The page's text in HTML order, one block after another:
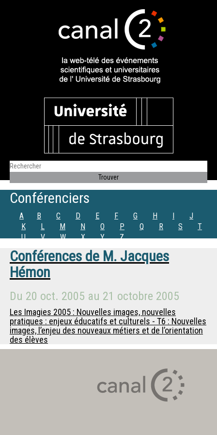
Conférenciers
A B C D E F G H I
J
K
L M N O P Q R S
T
U
V W X Y Z
Conférences de M. Jacques
Hémon
Du 20 oct. 2005 au 21 octobre 2005
Les Imagies 2005 : Nouvelles images, nouvelles
pratiques : enjeux éducatifs et culturels - T6 : Nouvelles
images, l’enjeu des nouveaux métiers et de l’orientation
des élèves